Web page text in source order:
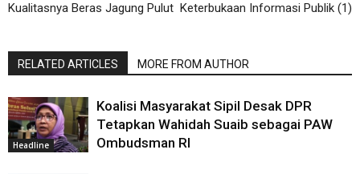
Kualitasnya Beras Jagung Pulut Keterbukaan Informasi Publik (1)
RELATED ARTICLES MORE FROM AUTHOR
Headline
Koalisi Masyarakat Sipil Desak DPR
Tetapkan Wahidah Suaib sebagai PAW
Ombudsman RI